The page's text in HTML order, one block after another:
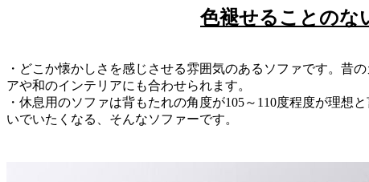
色褪せることのな
・どこか懐かしさを感じさせる雰囲気のあるソファです。昔
アや和のインテリアにも合わせられます。
・休息用のソファは背もたれの角度が105～110度程度が理
いでいたくなる、そんなソファーです。